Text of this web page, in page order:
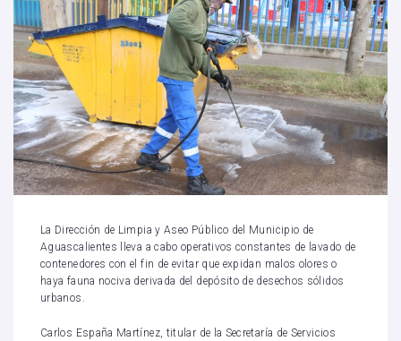
La Dirección de Limpia y Aseo Público del Municipio de
Aguascalientes lleva a cabo operativos constantes de lavado de
contenedores con el fin de evitar que expidan malos olores o
haya fauna nociva derivada del depósito de desechos sólidos
urbanos.
Carlos España Martínez, titular de la Secretaría de Servicios